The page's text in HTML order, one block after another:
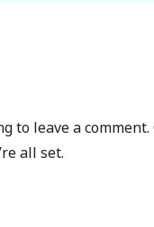
to leave a comment.
all set.